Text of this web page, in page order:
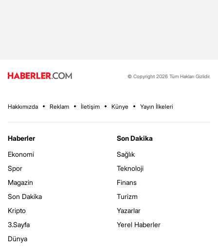
© Copyright 2026 Tüm Hakları Gizlidir.
Hakkımızda Reklam İletişim Künye Yayın İlkeleri
Haberler
Ekonomi
Spor
Magazin
Son Dakika
Kripto
3.Sayfa
Dünya
Son Dakika
Sağlık
Teknoloji
Finans
Turizm
Yazarlar
Yerel Haberler